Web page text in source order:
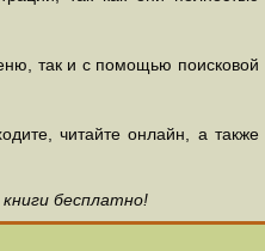
так и с помощью поисковой
читайте онлайн, а также
бесплатно!